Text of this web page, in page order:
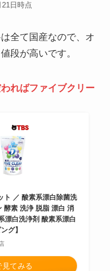
21日時点
全て国産なので、オ
段が高いです。
ればファイブクリー
ト ／ 酸素系漂白除菌洗
酵素 洗浄 脱脂 漂白 消
漂白洗浄剤 酸素系漂白
グ】
てみる